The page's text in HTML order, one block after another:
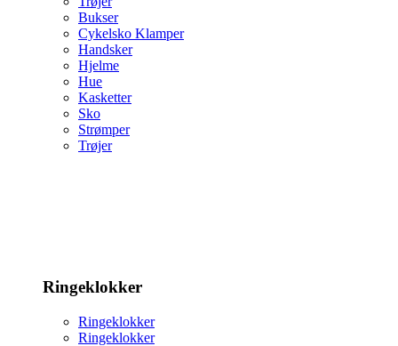
Bukser
Cykelsko Klamper
Handsker
Hjelme
Hue
Kasketter
Sko
Strømper
Trøjer
Ringeklokker
Ringeklokker
Ringeklokker